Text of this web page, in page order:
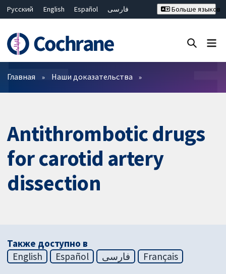
Русский English Español
فارسی
Bahasa Malaysia
ไทย
繁體中文
简体中文
Больше языков
Фильтры
Главная Наши доказательства
Antithrombotic drugs
for carotid artery
dissection
Также доступно в
English
Español فارسی Français